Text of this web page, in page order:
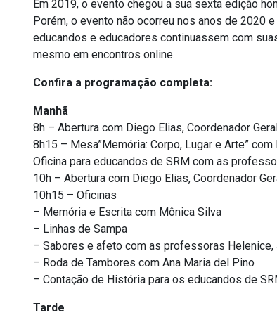
Em 2019, o evento chegou a sua sexta edição
Porém, o evento não ocorreu nos anos de 2020
educandos e educadores continuassem com
mesmo em encontros online.
Confira a programação completa:
Manhã
8h – Abertura com Diego Elias, Coordenador
8h15 – Mesa”Memória: Corpo, Lugar e Arte”
Oficina para educandos de SRM com as
10h – Abertura com Diego Elias, Coordenador
10h15 – Oficinas
– Memória e Escrita com Mônica Silva
– Linhas de Sampa
– Sabores e afeto com as professoras Helenice,
– Roda de Tambores com Ana Maria del Pino
– Contação de História para os educandos de
Tarde